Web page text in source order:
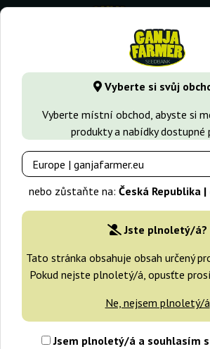
Vyberte si svůj
Vyberte místní obchod, abyste si
produkty a nabídky dostupné
nebo zůstaňte na: Česká Republika
Jste plnoletý/á?
Tato stránka obsahuje obsah určený
Pokud nejste plnoletý/á, opusťte
Ne, nejsem plnoletý/á
Jsem plnoletý/á a souhlasím
GanjaFarmer.cz Typy Semen